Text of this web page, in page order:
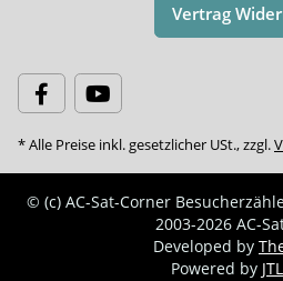
Vertrag
* Alle Preise inkl. gesetzlicher USt., zzgl.
© (c) AC-Sat-Corner
2003-2026 AC-
Developed by
Powered by